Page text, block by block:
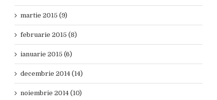
martie 2015 (9)
februarie 2015 (8)
ianuarie 2015 (6)
decembrie 2014 (14)
noiembrie 2014 (10)